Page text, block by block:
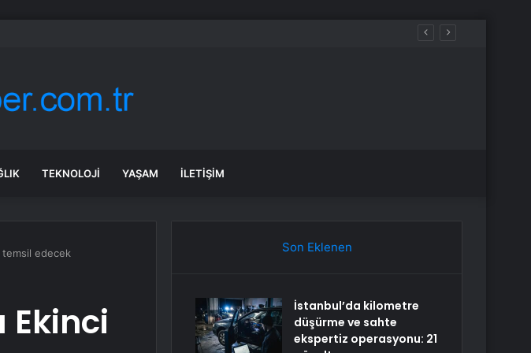
var, ortak çalışma kültürü yok
TEKNOLOJI YAŞAM İLETIŞIM
temsil edecek
Ekinci
Son Eklenen
İstanbul’da kilometre
düşürme ve sahte
ekspertiz operasyonu: 21